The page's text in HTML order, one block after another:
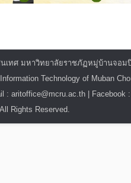
เทศ มหาวิทยาลัยราชภัฏหมู่บ้านจอ
Technology of Muban
: aritoffice@mcru.ac.th | Facebook
Rights Reserved.